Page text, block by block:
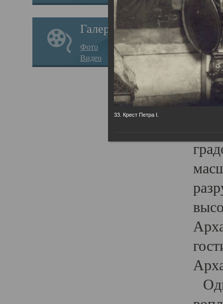
Галерея
Фото
Видео
33. Крест Петра I.